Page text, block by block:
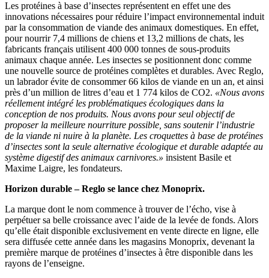
Les protéines à base d’insectes représentent en effet une des
innovations nécessaires pour réduire l’impact environnemental induit
par la consommation de viande des animaux domestiques. En effet,
pour nourrir 7,4 millions de chiens et 13,2 millions de chats, les
fabricants français utilisent 400 000 tonnes de sous-produits
animaux chaque année. Les insectes se positionnent donc comme
une nouvelle source de protéines complètes et durables. Avec Reglo,
un labrador évite de consommer 66 kilos de viande en un an, et ainsi
près d’un million de litres d’eau et 1 774 kilos de CO2. «Nous avons
réellement intégré les problématiques écologiques dans la
conception de nos produits. Nous avons pour seul objectif de
proposer la meilleure nourriture possible, sans soutenir l’industrie
de la viande ni nuire à la planète. Les croquettes à base de protéines
d’insectes sont la seule alternative écologique et durable adaptée au
système digestif des animaux carnivores.» insistent Basile et
Maxime Laigre, les fondateurs.
Horizon durable – Reglo se lance chez Monoprix.
La marque dont le nom commence à trouver de l’écho, vise à
perpétuer sa belle croissance avec l’aide de la levée de fonds. Alors
qu’elle était disponible exclusivement en vente directe en ligne, elle
sera diffusée cette année dans les magasins Monoprix, devenant la
première marque de protéines d’insectes à être disponible dans les
rayons de l’enseigne.